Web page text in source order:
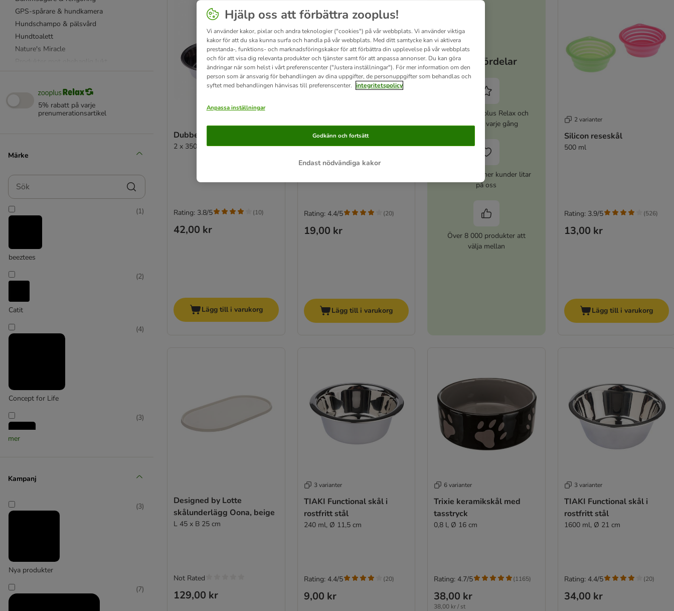
GPS-spårare & hundkamera
Hundschampo & pälsvård
Hundtoalett
Nature's Miracle
Servering & förvaring
Svalkande produkter
5% rabatt på varje
prenumerationsartikel
Märke
Sök
beeztees
(1)
Catit
(2)
Concept for Life
(4)
(3)
14)
mer
Kampanj
Nya produkter
(3)
(7)
Dubbelskål med ställ
2 x 350 ml, Ø 13 cm
42,00 kr
Rating: 3.8/5 (10)
Lägg till i varukorg
TIAKI Functional skål i
rostfritt stål
875 ml, Ø 17 cm
19,00 kr
Rating: 4.4/5 (20)
Lägg till i varukorg
Dina fördelar
Aktivera zooplus Relax och
spara 5% varje gång
Över 10 miljoner kunder litar
på oss
Över 8 000 produkter att
välja mellan
2 varianter
Silicon reseskål
500 ml
13,00 kr
Rating: 3.9/5 (526)
Lägg till i varukorg
Designed by Lotte
skålunderlägg Oona, beige
L 45 x B 25 cm
129,00 kr
Not Rated
3 varianter
TIAKI Functional skål i
rostfritt stål
240 ml, Ø 11,5 cm
9,00 kr
Rating: 4.4/5 (20)
6 varianter
Trixie keramikskål med
tasstryck
0,8 l, Ø 16 cm
38,00 kr
38,00 kr / st
Rating: 4.7/5 (1165)
3 varianter
TIAKI Functional skål i
rostfritt stål
1600 ml, Ø 21 cm
34,00 kr
Rating: 4.4/5 (20)
Hjälp oss att förbättra zooplus!
Vi använder kakor, pixlar och andra teknologier ("cookies") på vår webbplats. Vi använder viktiga
kakor för att du ska kunna surfa och handla på vår webbplats. Med ditt samtycke kan vi aktivera
prestanda-, funktions- och marknadsföringskakor för att förbättra din upplevelse på vår webbplats
och för att visa dig relevanta produkter och tjänster samt för att anpassa annonser. Du kan göra
ändringar när som helst i vårt preferenscenter ("Justera inställningar"). För mer information om den
person som är ansvarig för behandlingen av dina uppgifter, de personuppgifter som behandlas och
syftet med behandlingen hänvisas till preferenscenter. integritetspolicy
Anpassa inställningar
Endast nödvändiga kakor
Godkänn och fortsätt